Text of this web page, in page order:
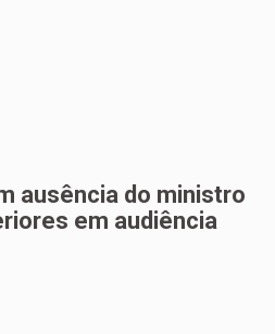
ausência do ministro
em audiência